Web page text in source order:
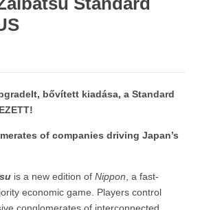
bővített kiadása, a Standard
of companies driving Japan’s
is a new edition of Nippon , a fast-
economic game. Players control
conglomerates of interconnected